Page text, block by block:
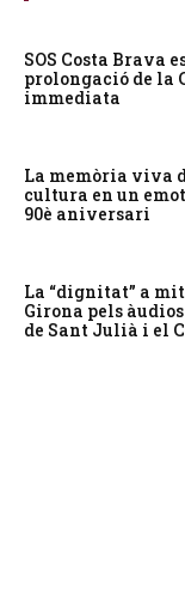
SOS Costa Brava
prolongació de la
immediata
La memòria viva
cultura en un
90è aniversari
La “dignitat” a
Girona pels
de Sant Julià i el